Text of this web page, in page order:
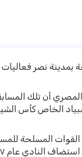
نصر فعاليات
المصري أن تلك
الخاص كأس
المسلحة